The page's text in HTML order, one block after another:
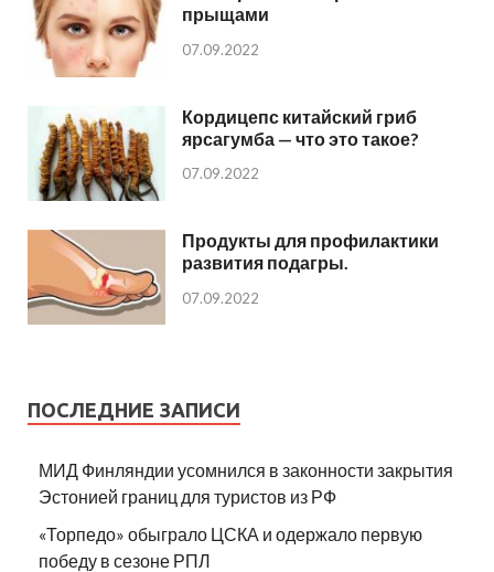
прыщами
07.09.2022
Кордицепс китайский гриб
ярсагумба — что это такое?
07.09.2022
Продукты для профилактики
развития подагры.
07.09.2022
ПОСЛЕДНИЕ ЗАПИСИ
МИД Финляндии усомнился в законности закрытия
Эстонией границ для туристов из РФ
«Торпедо» обыграло ЦСКА и одержало первую
победу в сезоне РПЛ